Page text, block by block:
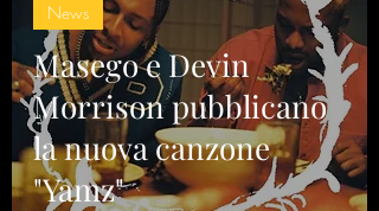
Masego e Devin
Morrison pubblicano
la nuova canzone
"Yamz"
News